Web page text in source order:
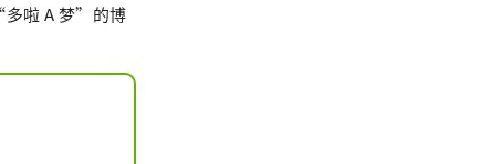
多啦 A 梦”的博